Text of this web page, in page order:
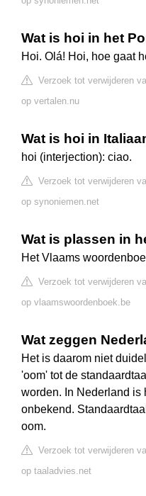
Wat is hoi in het
Hoi. Olá! Hoi, hoe gaat
Verzoek tot verwijderen
op vertalen.nu
Wat is hoi in
hoi (interjection): ciao.
Verzoek tot verwijderen
op synoniemen.net
Wat is plassen in
Het Vlaams
Verzoek tot verwijderen
op vlaamswoordenboek.be
Wat zeggen
Het is daarom niet
'oom' tot de
worden. In Nederland is
onbekend.
oom.
Verzoek tot verwijderen
op taaladvies.net